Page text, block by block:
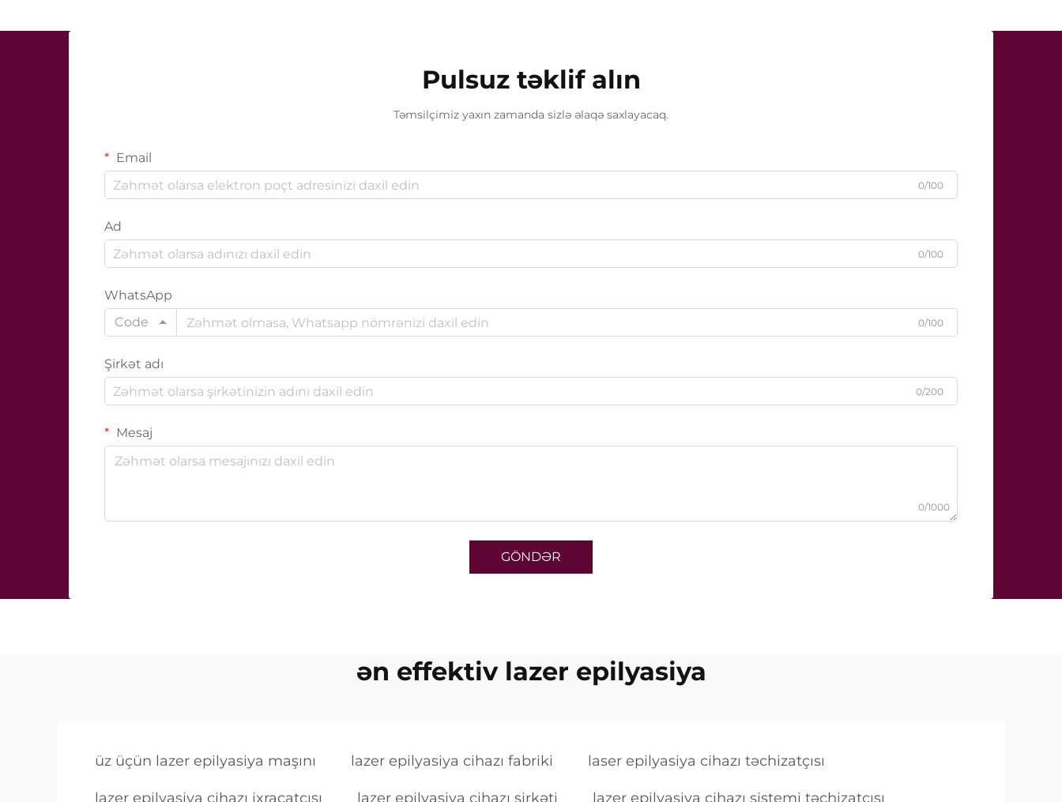
Pulsuz təklif alın
Təmsilçimiz yaxın zamanda sizlə əlaqə saxlayacaq.
Email
0/100
Ad
0/100
WhatsApp
Code
0/100
Şirkət adı
0/200
Mesaj
0/1000
GÖNDƏR
ən effektiv lazer epilyasiya
üz üçün lazer epilyasiya maşını lazer epilyasiya cihazı fabriki laser epilyasiya cihazı təchizatçısı
lazer epilyasiya cihazı ixracatçısı lazer epilyasiya cihazı şirkəti lazer epilyasiya cihazı sistemi təchizatçısı